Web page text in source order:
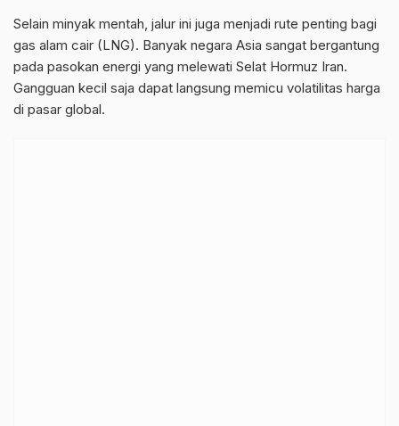
Selain minyak mentah, jalur ini juga menjadi rute penting bagi
gas alam cair (LNG). Banyak negara Asia sangat bergantung
pada pasokan energi yang melewati Selat Hormuz Iran.
Gangguan kecil saja dapat langsung memicu volatilitas harga
di pasar global.